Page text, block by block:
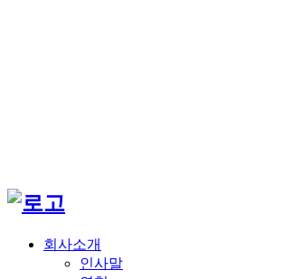
회사소개
인사말